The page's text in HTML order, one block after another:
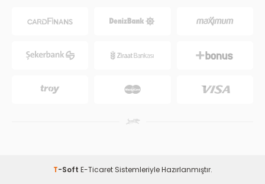
T-Soft E-TicaretSistemleriyle Hazırlanmıştır.